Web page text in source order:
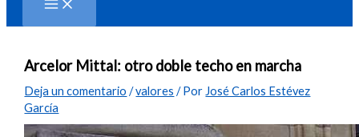
Arcelor Mittal: otro doble techo en marcha
Deja un comentario /valores / Por José Carlos Estévez
García